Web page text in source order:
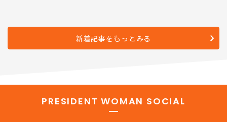
新着記事をもっとみる
PRESIDENT WOMAN SOCIAL